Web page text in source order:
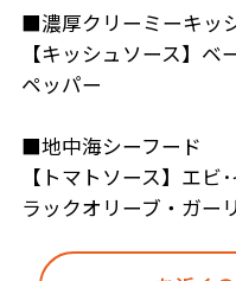
■濃厚クリーミーキッ
【キッシュソース】
ペッパー
■地中海シーフード
【トマトソース】エ
ラックオリーブ・ガー